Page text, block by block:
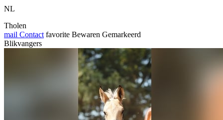
NL
Tholen
mail Contact favorite Bewaren Gemarkeerd
Blikvangers